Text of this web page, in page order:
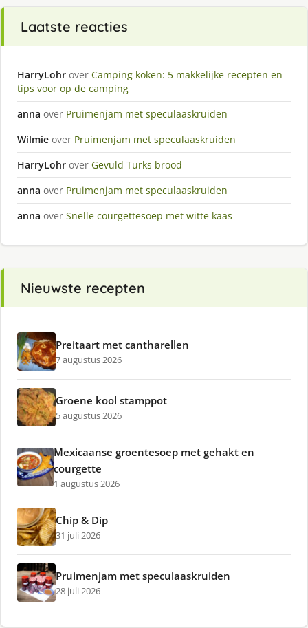
Laatste reacties
HarryLohr over Camping koken: 5 makkelijke recepten en
tips voor op de camping
anna over Pruimenjam met speculaaskruiden
Wilmie over Pruimenjam met speculaaskruiden
HarryLohr over Gevuld Turks brood
anna over Pruimenjam met speculaaskruiden
anna over Snelle courgettesoep met witte kaas
Nieuwste recepten
Preitaart met cantharellen
7 augustus 2026
Groene kool stamppot
5 augustus 2026
Mexicaanse groentesoep met gehakt en
courgette
1 augustus 2026
Chip & Dip
31 juli 2026
Pruimenjam met speculaaskruiden
28 juli 2026